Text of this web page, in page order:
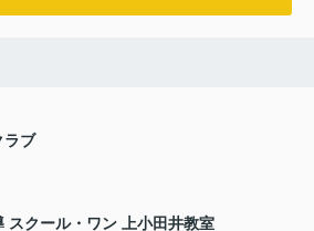
ラブ
スクール・ワン 上小田井教室